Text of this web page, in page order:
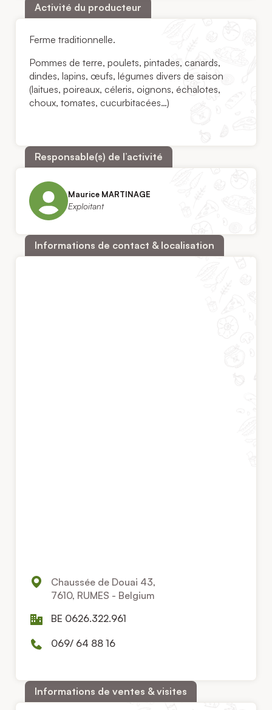
Activité du producteur
Ferme traditionnelle.
Pommes de terre, poulets, pintades, canards,
dindes, lapins, œufs, légumes divers de saison
(laitues, poireaux, céleris, oignons, échalotes,
choux, tomates, cucurbitacées…)
Responsable(s) de l’activité
Maurice MARTINAGE
Exploitant
Informations de contact & localisation
Chaussée de Douai 43,
7610, RUMES - Belgium
BE 0626.322.961
069/ 64 88 16
Informations de ventes & visites